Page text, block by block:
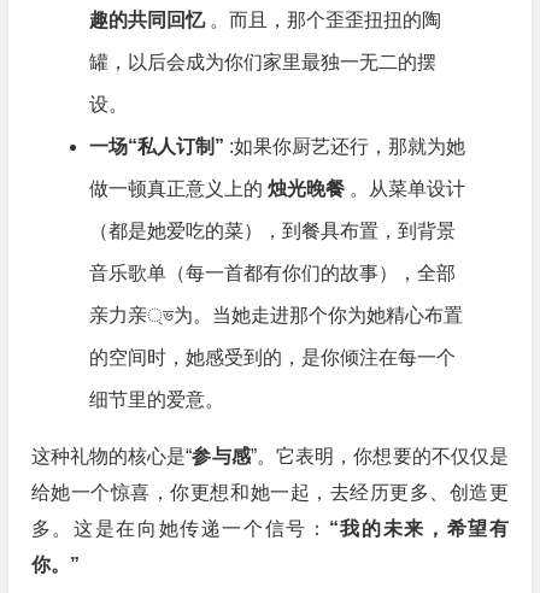
趣的共同回忆 。而且，那个歪歪扭扭的陶
罐，以后会成为你们家里最独一无二的摆
设。
一场“私人订制” :如果你厨艺还行，那就为她
做一顿真正意义上的 烛光晚餐 。从菜单设计
（都是她爱吃的菜），到餐具布置，到背景
音乐歌单（每一首都有你们的故事），全部
亲力亲্ভ为。当她走进那个你为她精心布置
的空间时，她感受到的，是你倾注在每一个
细节里的爱意。
这种礼物的核心是“参与感”。它表明，你想要的不仅仅是
给她一个惊喜，你更想和她一起，去经历更多、创造更
多。这是在向她传递一个信号： “我的未来，希望有
你。”